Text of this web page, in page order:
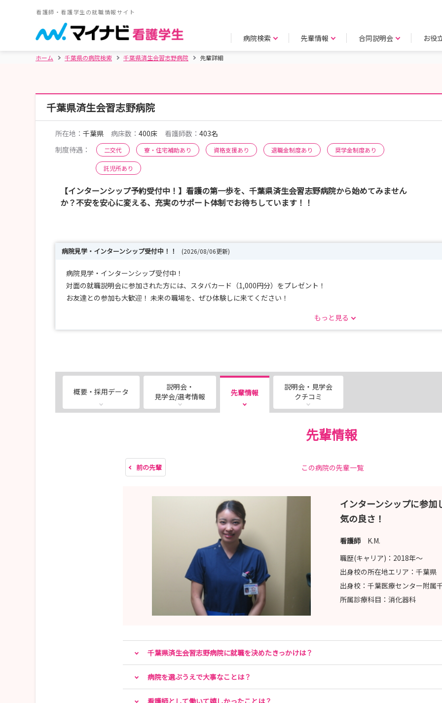
看護師・看護学生の就職情報サイト
病院検索 先輩情報 合同説明会 お役
ホーム 千葉県の病院検索 千葉県済生会習志野病院 先輩詳細
千葉県済生会習志野病院
所在地： 千葉県 病床数： 400床 看護師数： 403名
制度待遇：
二交代 寮・住宅補助あり 資格支援あり 退職金制度あり 奨学金制度あり
託児所あり
【インターンシップ予約受付中！】看護の第一歩を、千葉県済生会習志野病院から始めてみません
か？不安を安心に変える、充実のサポート体制でお待ちしています！！
病院見学・インターンシップ受付中！！ (2026/08/06更新)
病院見学・インターンシップ受付中！
対面の就職説明会に参加された方には、スタバカード（1,000円分）をプレゼント！
お友達との参加も大歓迎！ 未来の職場を、ぜひ体験しに来てください！
https://www.chiba-saiseikai.com/nurse/
mail：jinji@chiba-saiseikai.com
kango@chiba-saiseikai.com
もっと見る
概要・採用データ
説明会・
見学会/選考情報
先輩情報
説明会・見学会
クチコミ
先輩情報
前の先輩 この病院の先輩一覧
インターンシップに参加
気の良さ！
看護師 K.M.
職歴(キャリア)： 2018年〜
出身校の所在地エリア： 千葉県
出身校： 千葉医療センター附属
所属診療科目： 消化器科
千葉県済生会習志野病院に就職を決めたきっかけは？
病院を選ぶうえで大事なことは？
看護師として働いて嬉しかったことは？